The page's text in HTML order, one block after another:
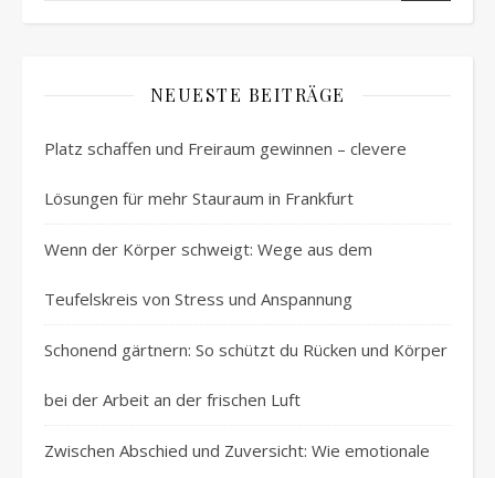
NEUESTE BEITRÄGE
Platz schaffen und Freiraum gewinnen – clevere
Lösungen für mehr Stauraum in Frankfurt
Wenn der Körper schweigt: Wege aus dem
Teufelskreis von Stress und Anspannung
Schonend gärtnern: So schützt du Rücken und Körper
bei der Arbeit an der frischen Luft
Zwischen Abschied und Zuversicht: Wie emotionale